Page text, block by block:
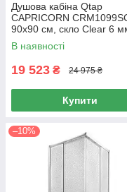
Душова кабіна Qtap
CAPRICORN
90х90 см, скло Clear 6
CalcLess, без піддона
В наявності
19 523 ₴ 24 975 ₴
Купити
–10%